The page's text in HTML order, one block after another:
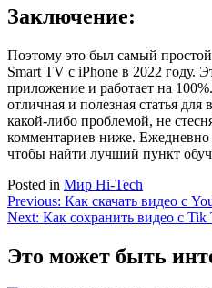
Заключение:
Поэтому это был самый
Smart TV с iPhone в 2022 году.
приложение и работает на
отличная и полезная статья
какой-либо проблемой, не
комментариев ниже. Ежедневно
чтобы найти лучший пункт
Posted in Мир Hi-Tech
Навигация
по
записям
Previous: Как скачать видео с
Next: Как сохранить видео с
Это может быть